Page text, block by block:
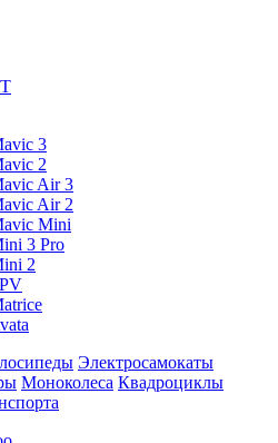
3
2
Air 3
Air 2
Mini
3 Pro
2
Электросамокаты
Моноколеса Квадроциклы